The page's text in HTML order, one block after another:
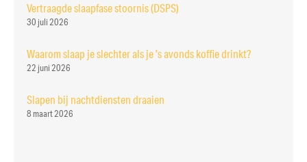
Vertraagde slaapfase stoornis (DSPS)
30 juli 2026
Waarom slaap je slechter als je ’s avonds koffie drinkt?
22 juni 2026
Slapen bij nachtdiensten draaien
8 maart 2026